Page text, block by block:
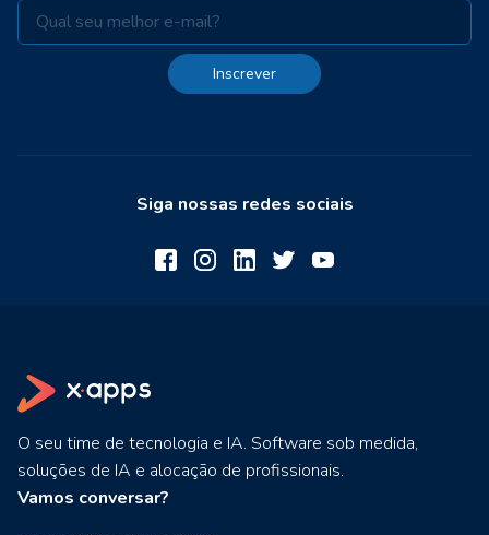
Inscrever
Siga nossas redes sociais
O seu time de tecnologia e IA. Software sob medida,
soluções de IA e alocação de profissionais.
Vamos conversar?